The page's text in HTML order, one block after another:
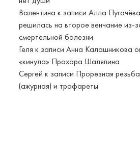
Валентина к записиАлла Пугачёва
решилась на второе венчание из-
смертельной болезни
Геля к записиАнна Калашникова
«кинула» Прохора Шаляпина
Сергей к записи Прорезная резьба
(ажурная) и трафареты